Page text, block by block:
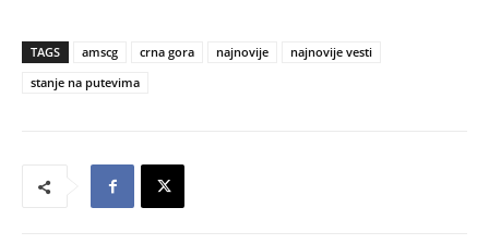
TAGS amscg crna gora najnovije
najnovije vesti
stanje na putevima